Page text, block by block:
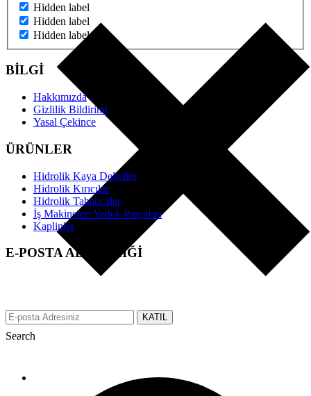
Search
Hidden label
Hidden label
Hidden label
BİLGİ
Hakkımızda
Gizlilik Bildirimi
Yasal Çekince
ÜRÜNLER
Hidrolik Kaya Deliciler
Hidrolik Kırıcılar
Hidrolik Tabancalar
İş Makineleri Yedek Parçaları
Kaplinler
E-POSTA ABONELİĞİ
EFS üzerinden tüm gelişmeler hakkında anında bilgi almak için e-
KATIL
Made with ♥ by tbtcreative.com © 2019 efsgrup.com.tr All rights